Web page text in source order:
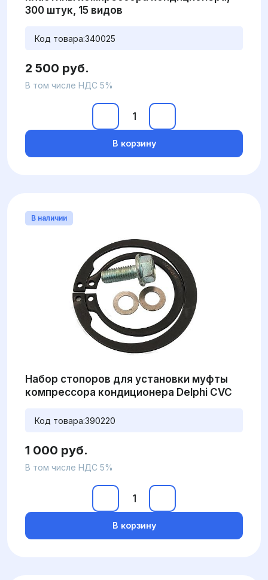
300 штук, 15 видов
Код товара:340025
2 500 руб.
В том числе НДС 5%
В корзину
В наличии
Набор стопоров для установки муфты
компрессора кондиционера Delphi CVC
Код товара:390220
1 000 руб.
В том числе НДС 5%
В корзину